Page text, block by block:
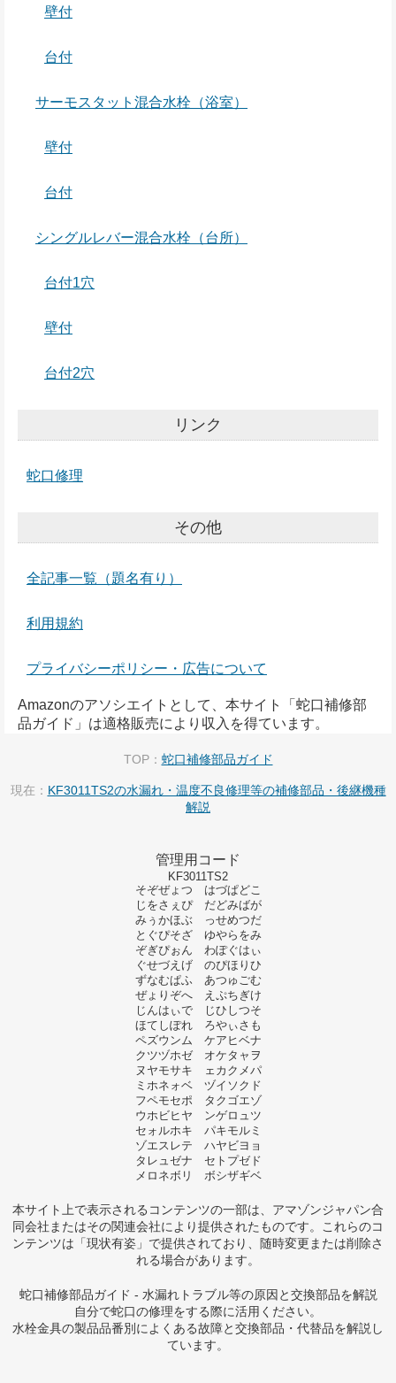
壁付
台付
サーモスタット混合水栓（浴室）
壁付
台付
シングルレバー混合水栓（台所）
台付1穴
壁付
台付2穴
リンク
蛇口修理
その他
全記事一覧（題名有り）
利用規約
プライバシーポリシー・広告について
Amazonのアソシエイトとして、本サイト「蛇口補修部
品ガイド」は適格販売により収入を得ています。
TOP： 蛇口補修部品ガイド
現在： KF3011TS2の水漏れ・温度不良修理等の補修部品・後継機種
解説
管理用コード
KF3011TS2
そぞぜょつ はづぱどこ
じをさぇぴ だどみばが
みぅかほぶ っせめつだ
とぐぴそざ ゆやらをみ
ぞぎぴぉん わぽぐはぃ
ぐせづえげ のぴほりひ
ずなむぱふ あつゅごむ
ぜょりぞへ えぷちぎけ
じんはぃで じひしつそ
ほてしぽれ ろやぃさも
ペズウンム ケアヒベナ
クツヅホゼ オケタャヲ
ヌヤモサキ ェカクメパ
ミホネォベ ヅイソクド
フペモセポ タクゴエゾ
ウホビヒヤ ンゲロュツ
セォルホキ パキモルミ
ゾエスレテ ハヤビヨョ
タレュゼナ セトプゼド
メロネボリ ボシザギベ
本サイト上で表示されるコンテンツの一部は、アマゾンジャパン合
同会社またはその関連会社により提供されたものです。これらのコ
ンテンツは「現状有姿」で提供されており、随時変更または削除さ
れる場合があります。
蛇口補修部品ガイド - 水漏れトラブル等の原因と交換部品を解説
自分で蛇口の修理をする際に活用ください。
水栓金具の製品品番別によくある故障と交換部品・代替品を解説し
ています。